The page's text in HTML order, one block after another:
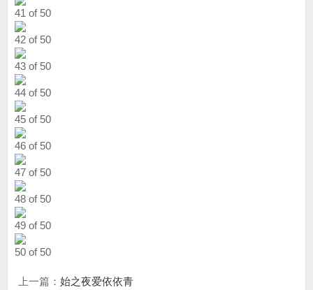
41 of 50
42 of 50
43 of 50
44 of 50
45 of 50
46 of 50
47 of 50
48 of 50
49 of 50
50 of 50
上一篇： 始之夜爱依依青